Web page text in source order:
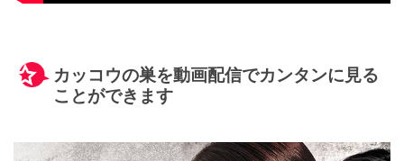
カッコウの巣を動画配信でカンタンに見る
ことができます